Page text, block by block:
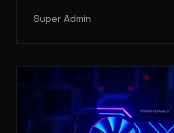
Super Admin